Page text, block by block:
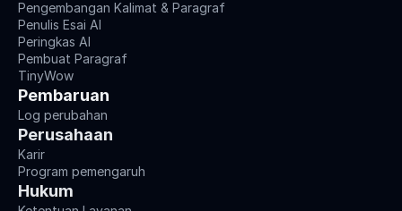
Pengembangan Kalimat & Paragraf
Penulis Esai AI
Peringkas AI
Pembuat Paragraf
TinyWow
Pembaruan
Log perubahan
Perusahaan
Karir
Program pemengaruh
Hukum